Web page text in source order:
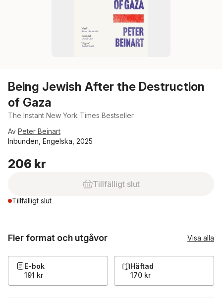
Being Jewish After the Destruction
of Gaza
The Instant New York Times Bestseller
Av Peter Beinart
Inbunden, Engelska, 2025
206 kr
Tillfälligt slut
Tillfälligt slut
Fler format och utgåvor Visa alla
E-bok
191 kr
Häftad
170 kr